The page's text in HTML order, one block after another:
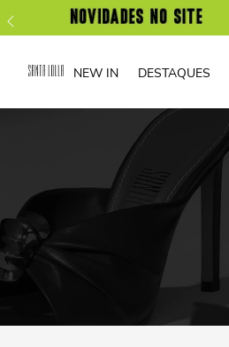
NEW IN DESTAQUES